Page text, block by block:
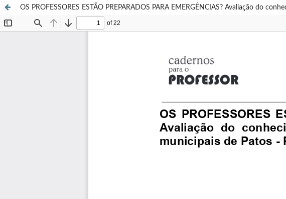
OS PROFESSORES ESTÃO PREPARADOS PARA EMERGÊNCIAS? Avaliação do